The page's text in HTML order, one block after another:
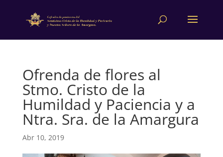
Ofrenda de flores al
Stmo. Cristo de la
Humildad y Paciencia y a
Ntra. Sra. de la Amargura
Abr 10, 2019